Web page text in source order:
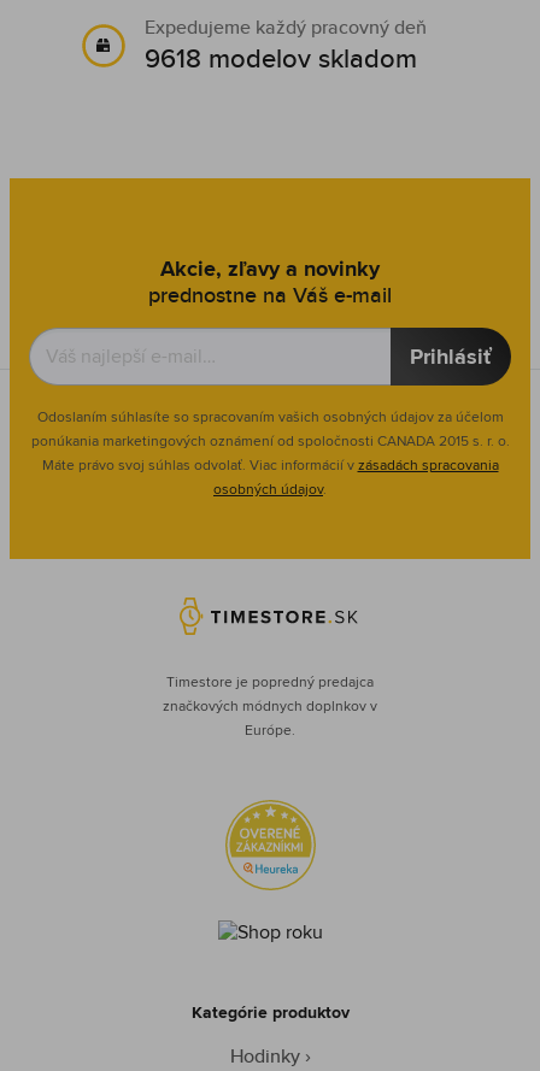
Expedujeme každý pracovný deň
9618 modelov skladom
Akcie, zľavy a novinky
prednostne na Váš e-mail
Prihlásiť
Odoslaním súhlasíte so spracovaním vašich osobných údajov za účelom
ponúkania marketingových oznámení od spoločnosti CANADA 2015 s. r. o.
Máte právo svoj súhlas odvolať. Viac informácií vzásadách spracovania
osobných údajov.
Timestore je popredný predajca
značkových módnych doplnkov v
Európe.
Kategórie produktov
Hodinky